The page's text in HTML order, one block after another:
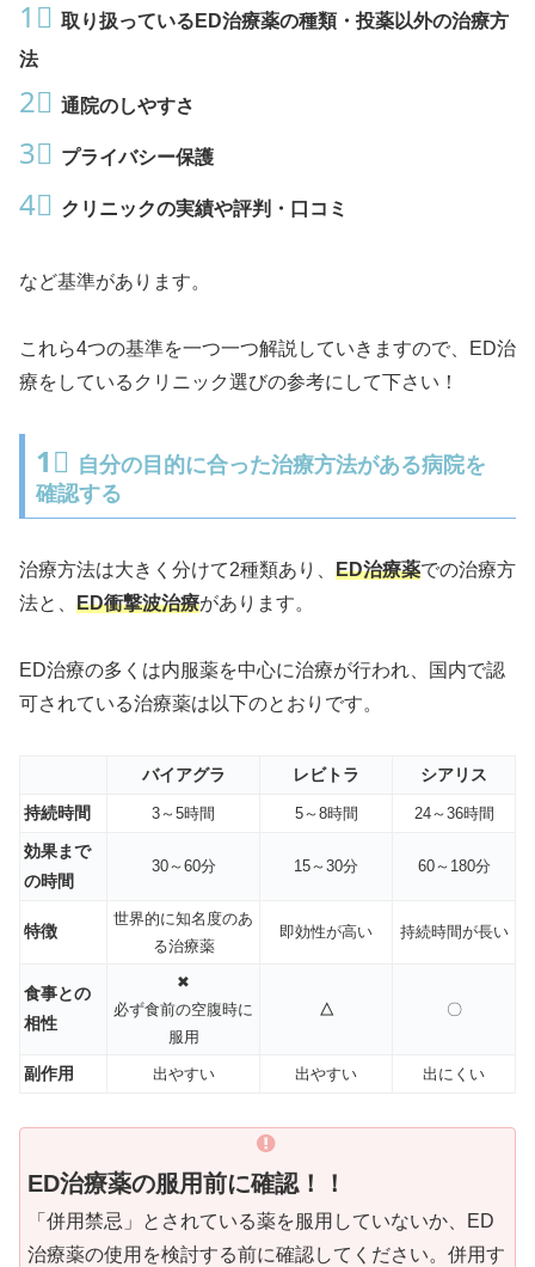
1⃣ 取り扱っているED治療薬の種類・投薬以外の治療方
法
2⃣ 通院のしやすさ
3⃣ プライバシー保護
4⃣ クリニックの実績や評判・口コミ
など基準があります。
これら4つの基準を一つ一つ解説していきますので、ED治
療をしているクリニック選びの参考にして下さい！
1⃣ 自分の目的に合った治療方法がある病院を
確認する
治療方法は大きく分けて2種類あり、 ED治療薬での治療方
法と、 ED衝撃波治療があります。
ED治療の多くは内服薬を中心に治療が行われ、国内で認
可されている治療薬は以下のとおりです。
バイアグラ レビトラ
シアリス
持続時間
3～5時間 5～8時間 24～36時間
効果まで
の時間
30～60分 15～30分 60～180分
特徴
世界的に知名度のあ
る治療薬
即効性が高い 持続時間が長い
食事との
相性
✖
必ず食前の空腹時に
服用
△ 〇
副作用 出やすい 出やすい 出にくい
ED治療薬の服用前に確認！！
「併用禁忌」とされている薬を服用していないか、ED
治療薬の使用を検討する前に確認してください。併用す